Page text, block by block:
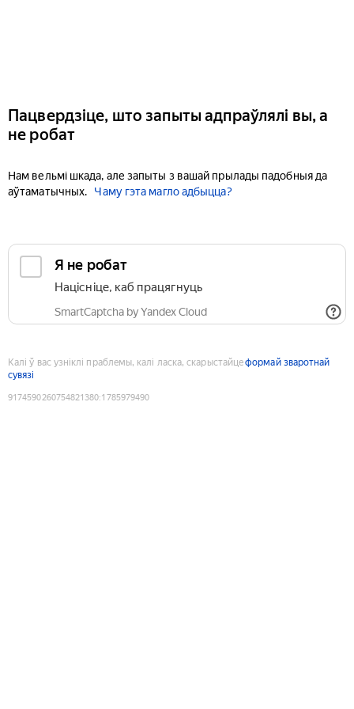
Пацвердзіце, што запыты адпраўлялі вы, а
не робат
Нам вельмі шкада, але запыты з вашай прылады падобныя да
аўтаматычных.
Чаму гэта магло адбыцца?
Я не робат
Націсніце, каб працягнуць
SmartCaptcha by Yandex Cloud
Калі ў вас узніклі праблемы, калі ласка, скарыстайцеформай зваротнай
сувязі
9174590260754821380:1785979490